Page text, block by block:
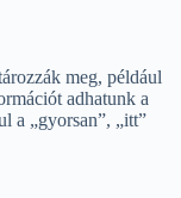
meg, például
adhatunk a
a „gyorsan”, „itt”